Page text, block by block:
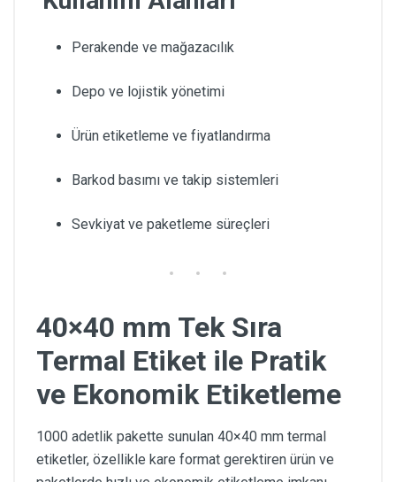
Perakende ve mağazacılık
Depo ve lojistik yönetimi
Ürün etiketleme ve fiyatlandırma
Barkod basımı ve takip sistemleri
Sevkiyat ve paketleme süreçleri
40×40 mm Tek Sıra
Termal Etiket ile Pratik
ve Ekonomik Etiketleme
1000 adetlik pakette sunulan 40×40 mm termal
etiketler, özellikle kare format gerektiren ürün ve